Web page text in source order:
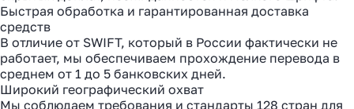
Быстрая обработка и гарантированная доставка
средств
В отличие от SWIFT, который в России фактически не
работает, мы обеспечиваем прохождение перевода в
среднем от 1 до 5 банковских дней.
Широкий географический охват
Мы соблюдаем требования и стандарты 128 стран для